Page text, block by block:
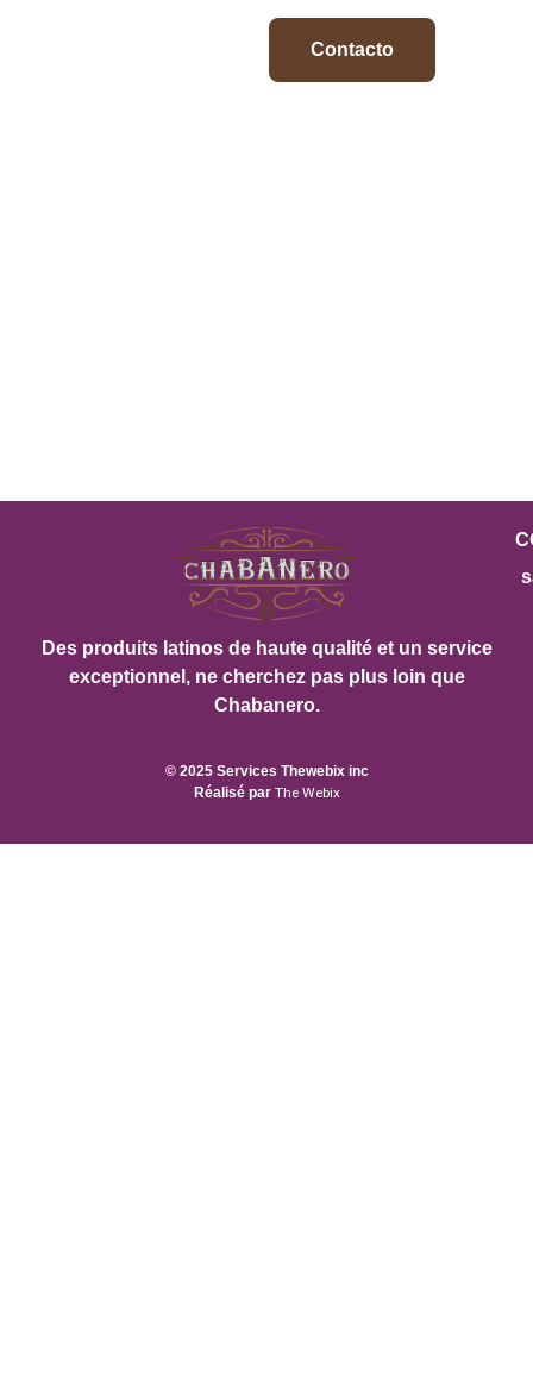
Contacto
Des produits latinos de haute qualité et un service
exceptionnel, ne cherchez pas plus loin que
Chabanero.
© 2025 Services Thewebix inc
Réalisé par The Webix